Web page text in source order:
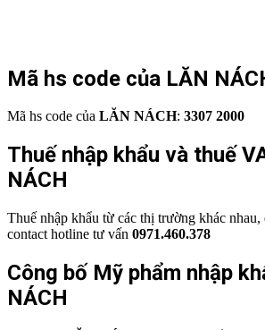
Mã hs code của LĂN
Mã hs code của LĂN NÁCH: 3307 2000
Thuế nhập khẩu và thuế
NÁCH
Thuế nhập khẩu từ các thị trường khác nhau,
contact hotline tư vấn 0971.460.378
Công bố Mỹ phẩm nhập
NÁCH